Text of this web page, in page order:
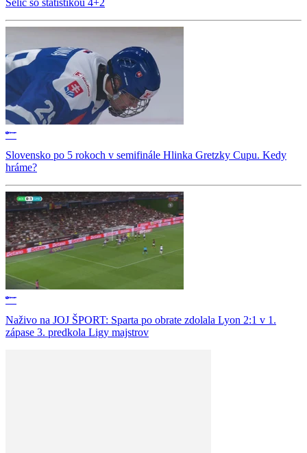
Slovensko po 5 rokoch v semifinále Hlinka Gretzky Cupu. Kedy
hráme?
Naživo na JOJ ŠPORT: Sparta po obrate zdolala Lyon 2:1 v 1.
zápase 3. predkola Ligy majstrov